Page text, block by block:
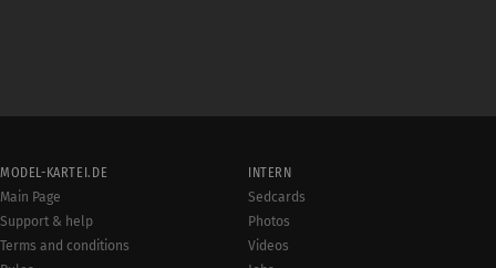
MODEL-KARTEI.DE
Main Page
Support & help
Terms and conditions
INTERN
Sedcards
Photos
Videos